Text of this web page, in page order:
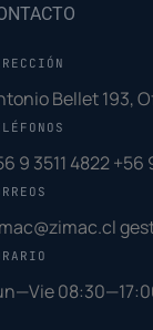
Bellet 193,
9 3511 4822 +56